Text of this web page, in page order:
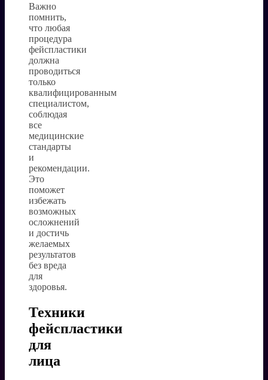
Важно
помнить,
что любая
процедура
фейспластики
должна
проводиться
только
квалифицированным
специалистом,
соблюдая
все
медицинские
стандарты
и
рекомендации.
Это
поможет
избежать
возможных
осложнений
и достичь
желаемых
результатов
без вреда
для
здоровья.
Техники
фейспластики
для
лица